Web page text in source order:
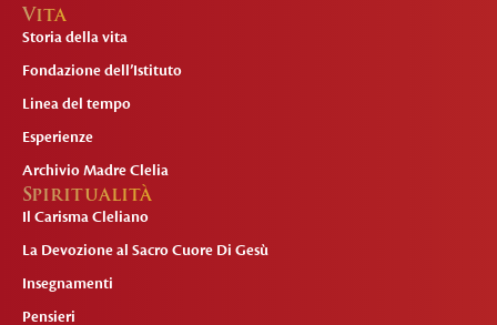
Vita
Storia della vita
Fondazione dell’Istituto
Linea del tempo
Esperienze
Archivio Madre Clelia
Spiritualità
Il Carisma Cleliano
La Devozione al Sacro Cuore Di Gesù
Insegnamenti
Pensieri